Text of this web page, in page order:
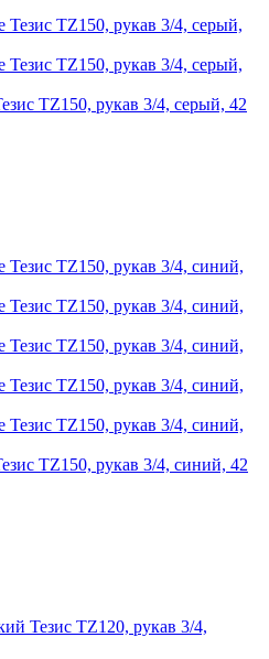
TZ150, рукав 3/4, серый, 42
TZ150, рукав 3/4, синий, 42